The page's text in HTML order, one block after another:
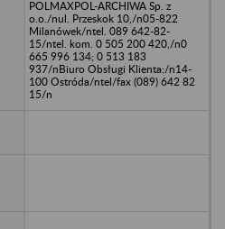
POLMAXPOL-ARCHIWA Sp. z
o.o./nul. Przeskok 10,/n05-822
Milanówek/ntel. 089 642-82-
15/ntel. kom. 0 505 200 420,/n0
665 996 134; 0 513 183
937/nBiuro Obsługi Klienta:/n14-
100 Ostróda/ntel/fax (089) 642 82
15/n